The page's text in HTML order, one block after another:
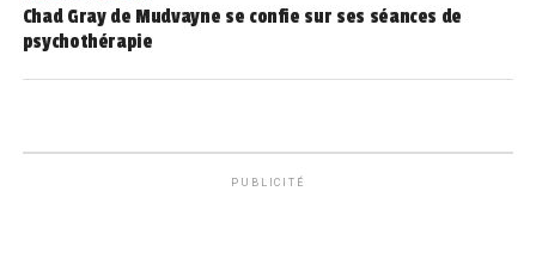
Chad Gray de Mudvayne se confie sur ses séances de
psychothérapie
PUBLICITÉ